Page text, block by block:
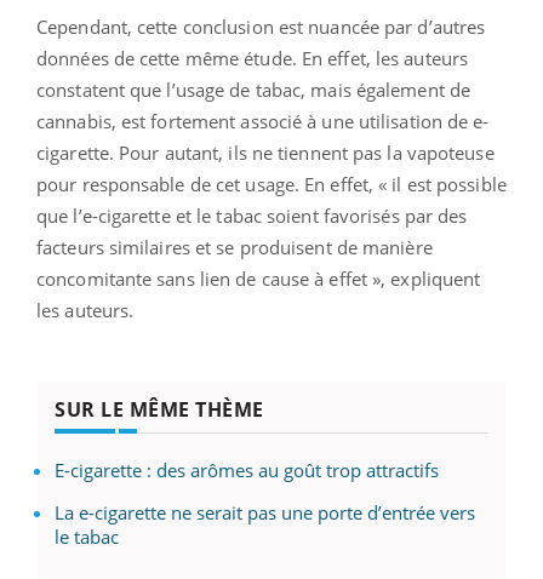
Cependant, cette conclusion est nuancée par d’autres
données de cette même étude. En effet, les auteurs
constatent que l’usage de tabac, mais également de
cannabis, est fortement associé à une utilisation de e-
cigarette. Pour autant, ils ne tiennent pas la vapoteuse
pour responsable de cet usage. En effet, « il est possible
que l’e-cigarette et le tabac soient favorisés par des
facteurs similaires et se produisent de manière
concomitante sans lien de cause à effet », expliquent
les auteurs.
SUR LE MÊME THÈME
E-cigarette : des arômes au goût trop attractifs
La e-cigarette ne serait pas une porte d’entrée vers
le tabac